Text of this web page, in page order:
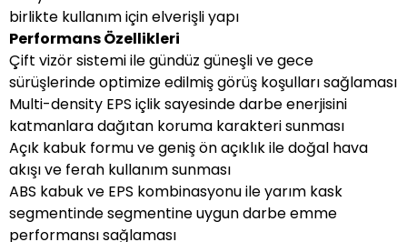
birlikte kullanım için elverişli yapı
Performans Özellikleri
Çift vizör sistemi ile gündüz güneşli ve gece
sürüşlerinde optimize edilmiş görüş koşulları sağlaması
Multi-density EPS içlik sayesinde darbe enerjisini
katmanlara dağıtan koruma karakteri sunması
Açık kabuk formu ve geniş ön açıklık ile doğal hava
akışı ve ferah kullanım sunması
ABS kabuk ve EPS kombinasyonu ile yarım kask
segmentinde segmentine uygun darbe emme
performansı sağlaması